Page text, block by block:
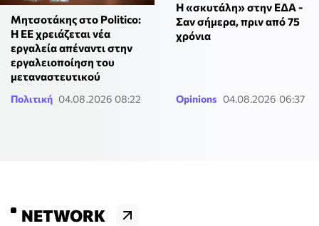
Μητσοτάκης στο Politico:
Η ΕΕ χρειάζεται νέα
εργαλεία απέναντι στην
εργαλειοποίηση του
μεταναστευτικού
Πολιτική 04.08.2026 08:22
Η «σκυτάλη» στην ΕΔΑ -
Σαν σήμερα, πριν από 75
χρόνια
Opinions 04.08.2026 06:37
NETWORK